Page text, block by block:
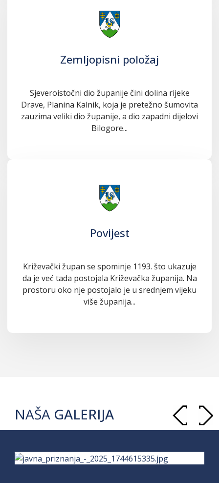
Zemljopisni položaj
Sjeveroistočni dio županije čini dolina rijeke
Drave, Planina Kalnik, koja je pretežno šumovita
zauzima veliki dio županije, a dio zapadni dijelovi
Bilogore...
Povijest
Križevački župan se spominje 1193. što ukazuje
da je već tada postojala Križevačka županija. Na
prostoru oko nje postojalo je u srednjem vijeku
više županija...
NAŠA GALERIJA